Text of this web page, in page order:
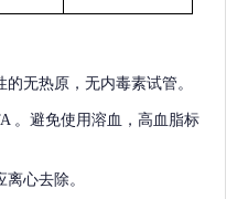
无热原，无内毒素试管。
。避免使用溶血，高血脂标
心去除。